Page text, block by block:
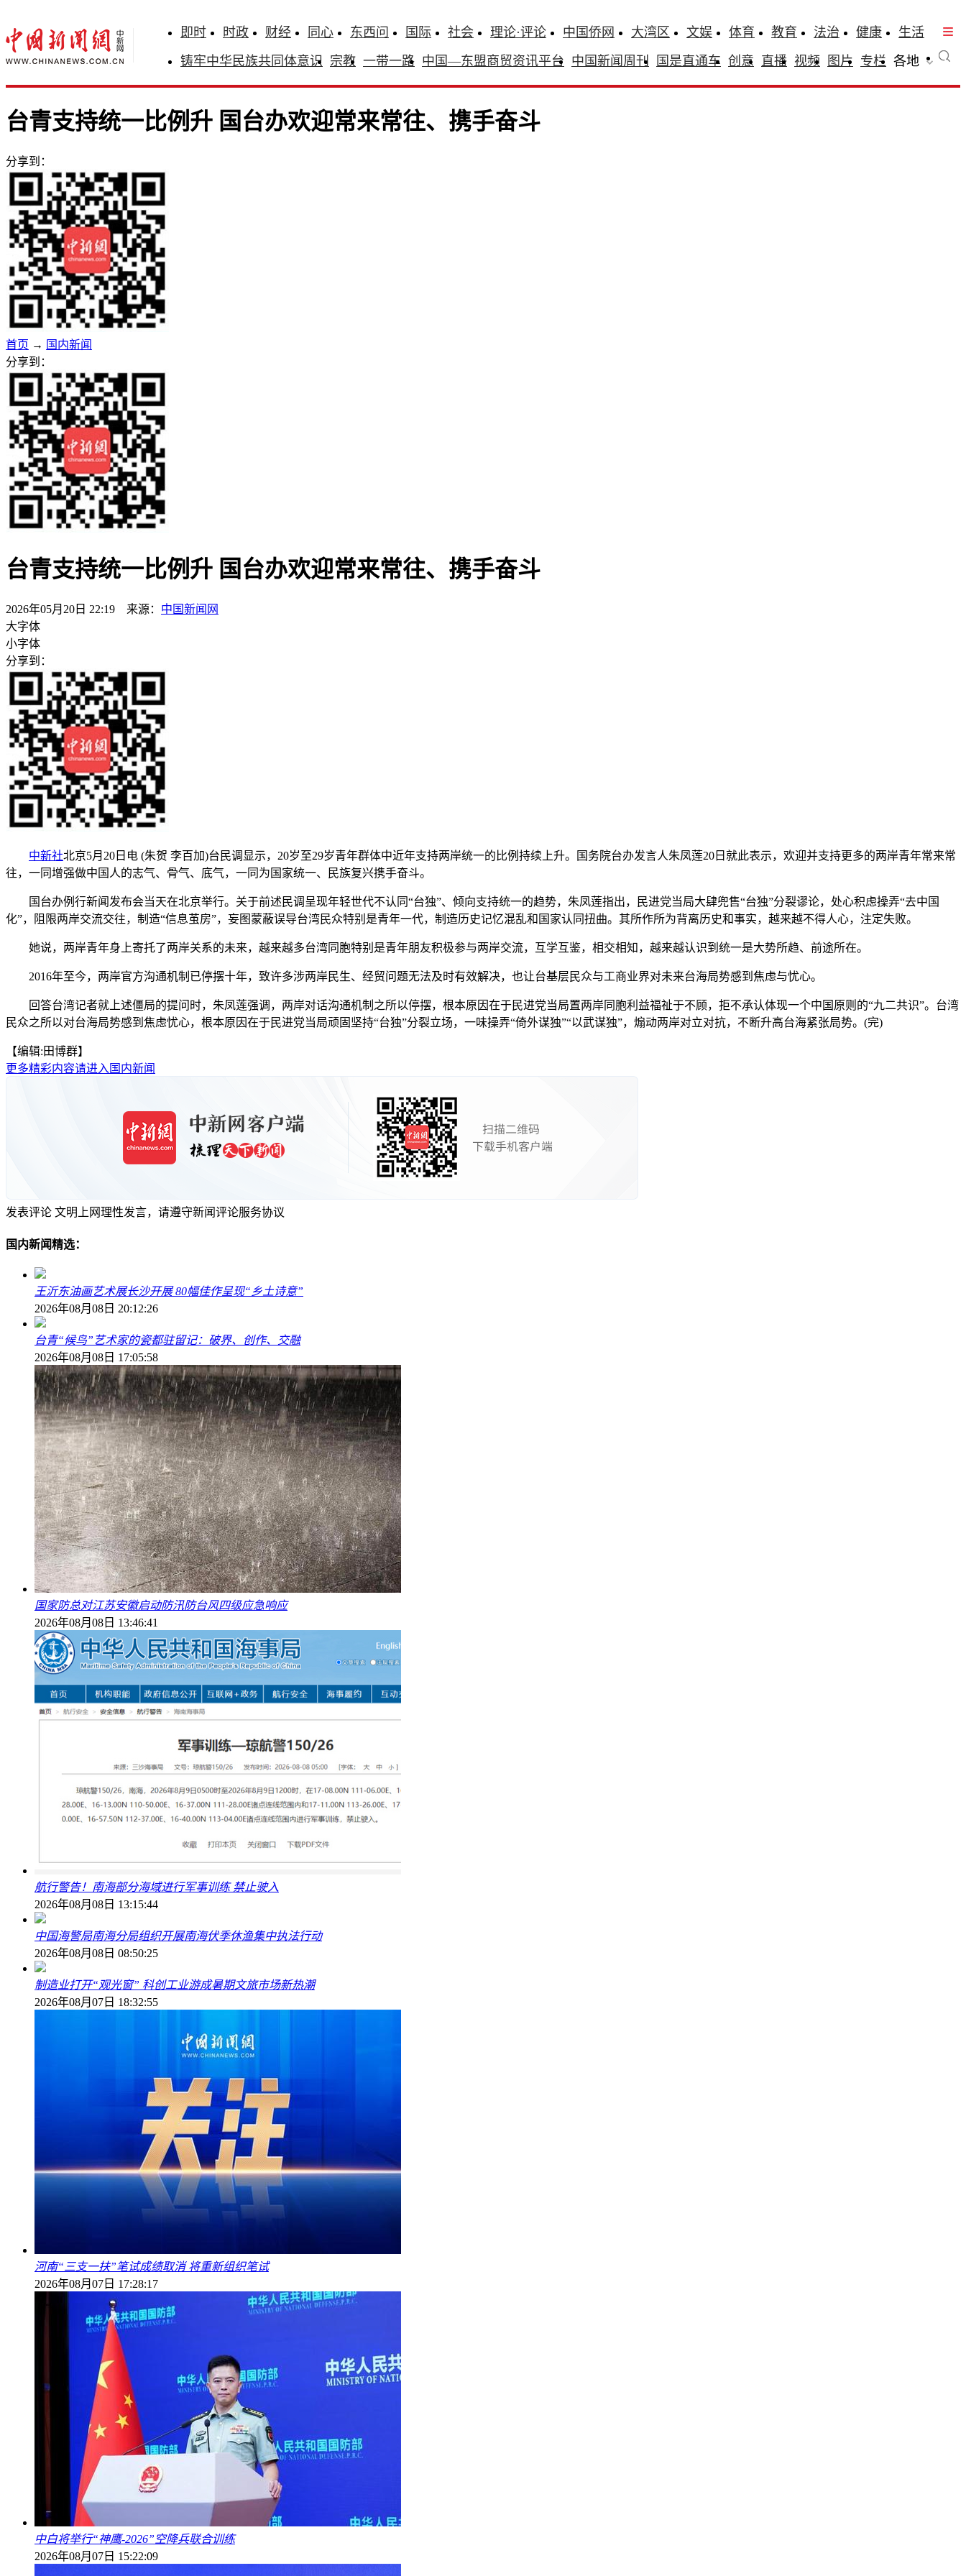
即时 时政 财经 同心 东西问 国际 社会 理论·评论 中国侨网 大湾区 文娱 体育 教育 法治 健康
生活
铸牢中华民族共同体意识 宗教 一带一路 中国—东盟商贸资讯平台 中国新闻周刊 国是直通车 创意 直播 视频 图片 专栏 各地
台青支持统一比例升 国台办欢迎常来常往、携手奋斗
分享到：
首页 → 国内新闻
分享到：
台青支持统一比例升 国台办欢迎常来常往、携手奋斗
2026年05月20日 22:19 来源： 中国新闻网
大字体
小字体
分享到：
中新社北京5月20日电 (朱贺 李百加)台民调显示，20岁至29岁青年群体中近年支持两岸统一的比例持续上升。国务院台办发言人朱凤莲20日就此表示，欢迎并支持更多的两岸青年常来常
往，一同增强做中国人的志气、骨气、底气，一同为国家统一、民族复兴携手奋斗。
国台办例行新闻发布会当天在北京举行。关于前述民调呈现年轻世代不认同“台独”、倾向支持统一的趋势，朱凤莲指出，民进党当局大肆兜售“台独”分裂谬论，处心积虑操弄“去中国
化”，阻限两岸交流交往，制造“信息茧房”，妄图蒙蔽误导台湾民众特别是青年一代，制造历史记忆混乱和国家认同扭曲。其所作所为背离历史和事实，越来越不得人心，注定失败。
她说，两岸青年身上寄托了两岸关系的未来，越来越多台湾同胞特别是青年朋友积极参与两岸交流，互学互鉴，相交相知，越来越认识到统一是大势所趋、前途所在。
2016年至今，两岸官方沟通机制已停摆十年，致许多涉两岸民生、经贸问题无法及时有效解决，也让台基层民众与工商业界对未来台海局势感到焦虑与忧心。
回答台湾记者就上述僵局的提问时，朱凤莲强调，两岸对话沟通机制之所以停摆，根本原因在于民进党当局置两岸同胞利益福祉于不顾，拒不承认体现一个中国原则的“九二共识”。台湾
民众之所以对台海局势感到焦虑忧心，根本原因在于民进党当局顽固坚持“台独”分裂立场，一味操弄“倚外谋独”“以武谋独”，煽动两岸对立对抗，不断升高台海紧张局势。(完)
【编辑:田博群】
更多精彩内容请进入国内新闻
发表评论 文明上网理性发言，请遵守新闻评论服务协议
国内新闻精选：
王沂东油画艺术展长沙开展 80幅佳作呈现“乡土诗意”
2026年08月08日 20:12:26
台青“候鸟”艺术家的瓷都驻留记：破界、创作、交融
2026年08月08日 17:05:58
国家防总对江苏安徽启动防汛防台风四级应急响应
2026年08月08日 13:46:41
航行警告！南海部分海域进行军事训练 禁止驶入
2026年08月08日 13:15:44
中国海警局南海分局组织开展南海伏季休渔集中执法行动
2026年08月08日 08:50:25
制造业打开“观光窗” 科创工业游成暑期文旅市场新热潮
2026年08月07日 18:32:55
河南“三支一扶”笔试成绩取消 将重新组织笔试
2026年08月07日 17:28:17
中白将举行“神鹰-2026”空降兵联合训练
2026年08月07日 15:22:09